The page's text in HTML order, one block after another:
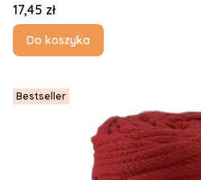
Cena
17,45 zł
Do koszyka
Bestseller